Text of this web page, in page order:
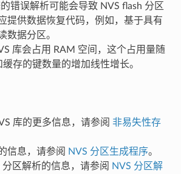
的错误解析可能会导致 NVS flash 分区
提供数据恢复代码，例如，基于具有
数据分区。
库会占用 RAM 空间，这个占用量随
存的键数量的增加线性增长。
库的更多信息，请参阅 非易失性存
信息，请参阅 NVS 分区生成程序。
区解析的信息，请参阅 NVS 分区解